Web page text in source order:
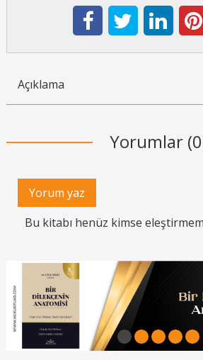
Açıklama
Yorumlar
Yorum yaz
Bu kitabı henüz kimse
1 2 3 4 5